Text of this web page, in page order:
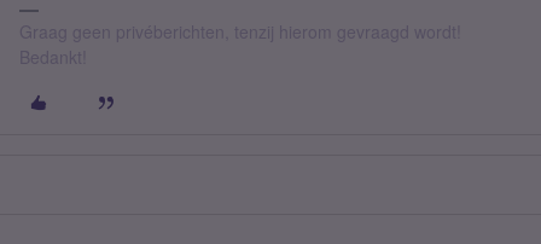
Graag geen privéberichten, tenzij hierom gevraagd wordt!
Bedankt!